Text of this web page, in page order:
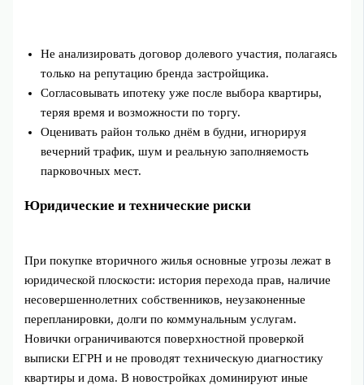
Не анализировать договор долевого участия, полагаясь
только на репутацию бренда застройщика.
Согласовывать ипотеку уже после выбора квартиры,
теряя время и возможности по торгу.
Оценивать район только днём в будни, игнорируя
вечерний трафик, шум и реальную заполняемость
парковочных мест.
Юридические и технические риски
При покупке вторичного жилья основные угрозы лежат в
юридической плоскости: история перехода прав, наличие
несовершеннолетних собственников, неузаконенные
перепланировки, долги по коммунальным услугам.
Новички ограничиваются поверхностной проверкой
выписки ЕГРН и не проводят техническую диагностику
квартиры и дома. В новостройках доминируют иные